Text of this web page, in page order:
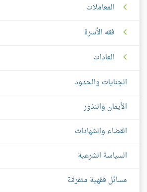
المعاملات
فقه الأسرة
العادات
الجنايات والحدود
الأيمان والنذور
القضاء والشهادات
السياسة الشرعية
مسائل فقهية متفرقة